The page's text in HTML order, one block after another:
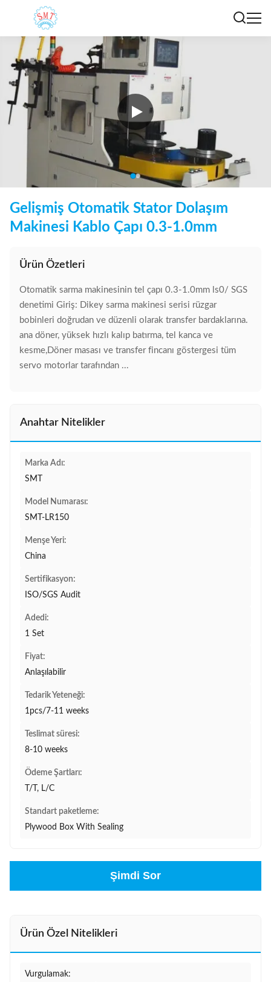
Gelişmiş Otomatik Stator Dolaşım
Makinesi Kablo Çapı 0.3-1.0mm
Ürün Özetleri
Otomatik sarma makinesinin tel çapı 0.3-1.0mm ls0/ SGS
denetimi Giriş: Dikey sarma makinesi serisi rüzgar
bobinleri doğrudan ve düzenli olarak transfer bardaklarına.
ana döner, yüksek hızlı kalıp batırma, tel kanca ve
kesme,Döner masası ve transfer fincanı göstergesi tüm
servo motorlar tarafından ...
Anahtar Nitelikler
Marka Adı:
SMT
Model Numarası:
SMT-LR150
Menşe Yeri:
China
Sertifikasyon:
ISO/SGS Audit
Adedi:
1 Set
Fiyat:
Anlaşılabilir
Tedarik Yeteneği:
1pcs/7-11 weeks
Teslimat süresi:
8-10 weeks
Ödeme Şartları:
T/T, L/C
Standart paketleme:
Plywood Box With Sealing
Şimdi Sor
Ürün Özel Nitelikleri
Vurgulamak: